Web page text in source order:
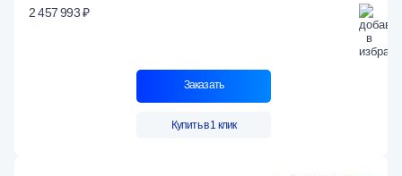
2 457 993 ₽
Заказать
Купить в 1 клик